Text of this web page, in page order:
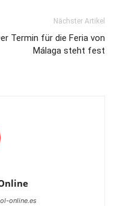
Nächster Artikel
Termin für die Feria von
Málaga steht fest
online.es